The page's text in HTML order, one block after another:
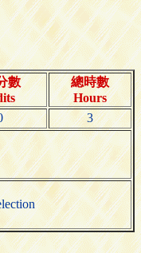
數
總時數
Hours
3